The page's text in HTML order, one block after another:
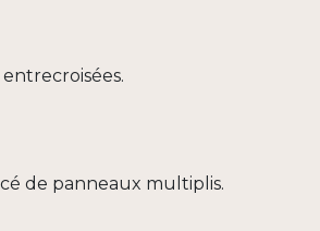
de panneaux multiplis.